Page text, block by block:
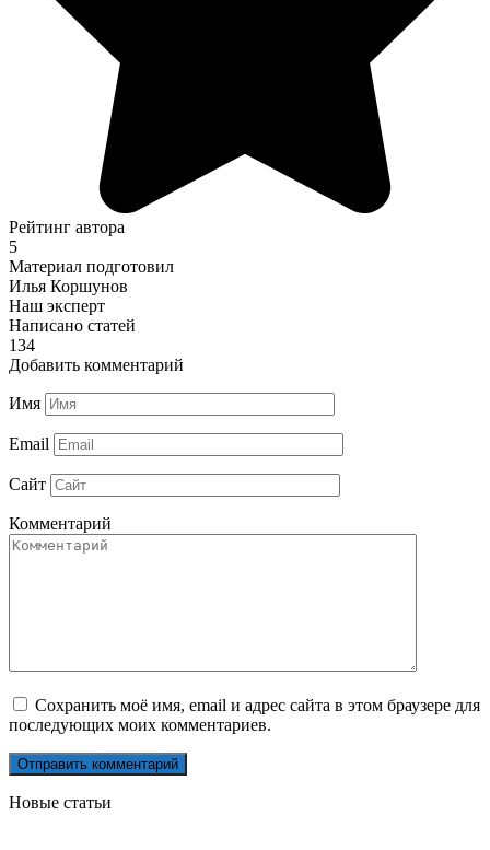
Рейтинг автора
5
Материал подготовил
Илья Коршунов
Наш эксперт
Написано статей
134
Добавить комментарий
Имя
Email
Сайт
Комментарий
Сохранить моё имя, email и адрес сайта в этом браузере для
последующих моих комментариев.
Новые статьи